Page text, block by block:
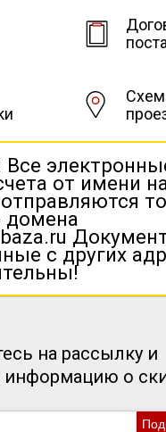
от имени
домена
с других
на рассылку и
информацию о